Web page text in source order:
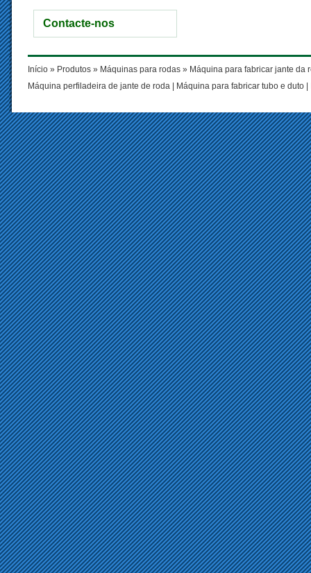
Contacte-nos
Início » Produtos » Máquinas para rodas » Máquina para fabricar jante da
Máquina perfiladeira de jante de roda
Máquina para fabricar tubo e duto